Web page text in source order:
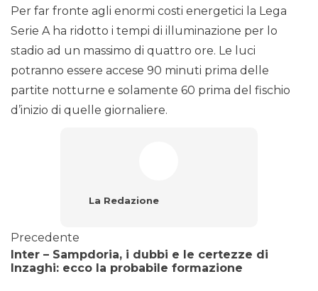
Per far fronte agli enormi costi energetici la Lega
Serie A ha ridotto i tempi di illuminazione per lo
stadio ad un massimo di quattro ore. Le luci
potranno essere accese 90 minuti prima delle
partite notturne e solamente 60 prima del fischio
d’inizio di quelle giornaliere.
La Redazione
Precedente
Inter – Sampdoria, i dubbi e le certezze di
Inzaghi: ecco la probabile formazione